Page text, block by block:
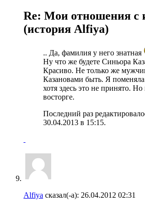
Re: Мои отношения с
(история Alfiya)
.. Да, фамилия у него знатная
Ну что же будете Синьора
Красиво. Не только же
Казановами быть. Я
хотя здесь это не принято.
восторге.
Последний раз
30.04.2013 в 15:15.
Alfiya сказал(-а): 26.04.2012 02:31